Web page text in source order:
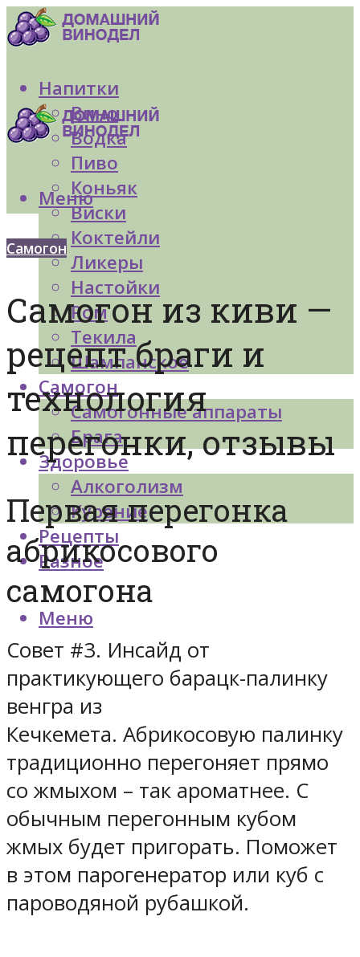
Напитки
Вино
Водка
Пиво
Коньяк
Виски
Коктейли
Ликеры
Настойки
Ром
Текила
Шампанское
Самогон
Самогонные аппараты
Брага
Здоровье
Алкоголизм
Курение
Рецепты
Разное
Меню
Меню
Самогон
Самогон из киви —
рецепт браги и
технология
перегонки, отзывы
Первая перегонка
абрикосового
самогона
Совет #3. Инсайд от
практикующего барацк-палинку
венгра из
Кечкемета. Абрикосовую палинку
традиционно перегоняет прямо
со жмыхом – так ароматнее. С
обычным перегонным кубом
жмых будет пригорать. Поможет
в этом парогенератор или куб с
пароводяной рубашкой.